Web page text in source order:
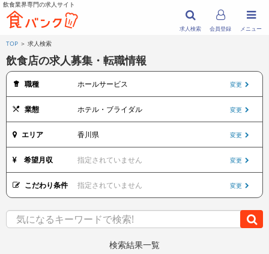
飲食業界専門の求人サイト
メニュー
求人検索 会員登録
TOP ＞ 求人検索
飲食店の求人募集・転職情報
職種 ホールサービス 変更
業態 ホテル・ブライダル 変更
エリア 香川県 変更
希望月収 指定されていません 変更
こだわり条件 指定されていません 変更
検索結果一覧